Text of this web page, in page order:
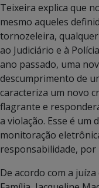
Teixeira explica que
mesmo aqueles
tornozeleira,
ao Judiciário e à
ano passado, uma
descumprimento de
caracteriza um novo
flagrante e
a violação. Esse é um
monitoração
responsabilidade, por
De acordo com a